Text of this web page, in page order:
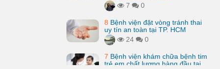
7
0
8 Bệnh viện đặt vòng tránh thai
uy tín an toàn tại TP. HCM
24
0
7 Bệnh viện khám chữa bệnh tim
trẻ em chất lượng hàng đầu tại